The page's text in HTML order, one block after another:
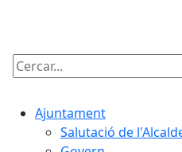
Cercar:
Ajuntament
Salutació de